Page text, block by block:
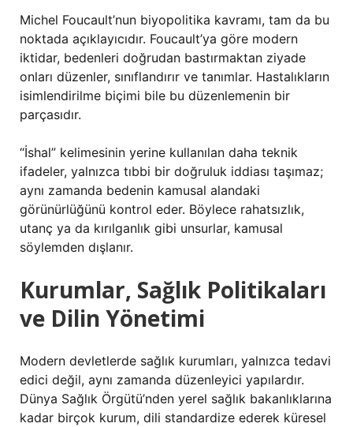
Michel Foucault’nun biyopolitika kavramı, tam da bu
noktada açıklayıcıdır. Foucault’ya göre modern
iktidar, bedenleri doğrudan bastırmaktan ziyade
onları düzenler, sınıflandırır ve tanımlar. Hastalıkların
isimlendirilme biçimi bile bu düzenlemenin bir
parçasıdır.
“İshal” kelimesinin yerine kullanılan daha teknik
ifadeler, yalnızca tıbbi bir doğruluk iddiası taşımaz;
aynı zamanda bedenin kamusal alandaki
görünürlüğünü kontrol eder. Böylece rahatsızlık,
utanç ya da kırılganlık gibi unsurlar, kamusal
söylemden dışlanır.
Kurumlar, Sağlık Politikaları
ve Dilin Yönetimi
Modern devletlerde sağlık kurumları, yalnızca tedavi
edici değil, aynı zamanda düzenleyici yapılardır.
Dünya Sağlık Örgütü’nden yerel sağlık bakanlıklarına
kadar birçok kurum, dili standardize ederek küresel